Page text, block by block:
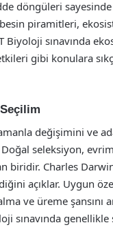
döngüleri
piramitleri,
Biyoloji sınavında
gibi konulara
değişimini ve
seleksiyon,
biridir. Charles
açıklar. Uygun
ve üreme şansını
sınavında